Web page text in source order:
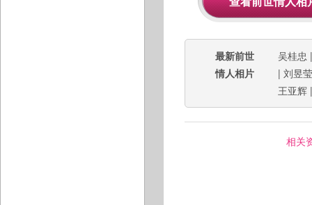
最新前世
情人相片
吴桂忠
| 刘昱莹
王亚辉
相关